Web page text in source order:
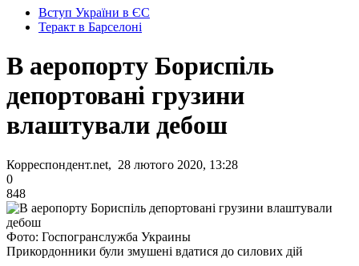
Вступ України в ЄС
Теракт в Барселоні
В аеропорту Бориспіль
депортовані грузини
влаштували дебош
Корреспондент.net, 28 лютого 2020, 13:28
0
848
Фото: Госпогранслужба Украины
Прикордонники були змушені вдатися до силових дій